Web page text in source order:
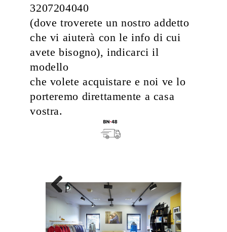
3207204040
(dove troverete un nostro addetto
che vi aiuterà con le info di cui
avete bisogno), indicarci il
modello
che volete acquistare e noi ve lo
porteremo direttamente a casa
vostra.
Previous